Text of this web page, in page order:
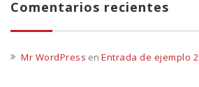
Comentarios recientes
Mr WordPress en Entrada de ejemplo 2